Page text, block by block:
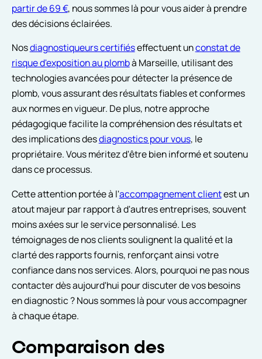
partir de 69 €, nous sommes là pour vous aider à prendre
des décisions éclairées.
Nosdiagnostiqueurs certifiéseffectuent unconstat de
risque d'exposition au plombà Marseille, utilisant des
technologies avancées pour détecter la présence de
plomb, vous assurant des résultats fiables et conformes
aux normes en vigueur. De plus, notre approche
pédagogique facilite la compréhension des résultats et
des implications desdiagnostics pour vous, le
propriétaire. Vous méritez d'être bien informé et soutenu
dans ce processus.
Cette attention portée à l'accompagnement clientest un
atout majeur par rapport à d'autres entreprises, souvent
moins axées sur le service personnalisé. Les
témoignages de nos clients soulignent la qualité et la
clarté des rapports fournis, renforçant ainsi votre
confiance dans nos services. Alors, pourquoi ne pas nous
contacter dès aujourd'hui pour discuter de vos besoins
en diagnostic ? Nous sommes là pour vous accompagner
à chaque étape.
Comparaison des